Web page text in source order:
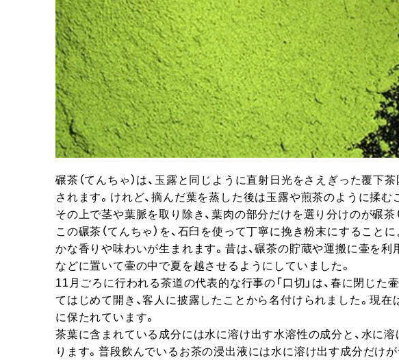
碾茶（てんちゃ）は、玉露と同じように直射日光をさえぎった覆下
されます。けれど、摘んだ葉を蒸した後は玉露や煎茶のように揉む
その上で茎や葉脈を取り除き、葉肉の部分だけを選り分けのが碾茶（
この碾茶（てんちゃ）を、石臼を使って丁寧に挽き粉末にすること
かな香りや味わいが生まれます。昔は、碾茶の貯蔵や運搬に壷を利
などに置いて壷の中で夏を越させるようにしていました。
11月ごろに行われる茶道の代表的な行事の「口切」は、春に閉じた
てはじめて開き、客人に披露したことから名付けられました。現在
に保たれています。
茶葉に含まれている成分には水に溶け出す水溶性の成分と、水に
ります。普段飲んでいるお茶の浸出液には水に溶け出す成分だけ